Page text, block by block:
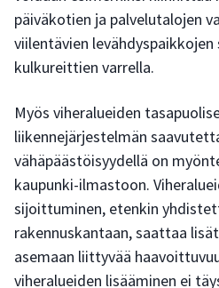
päiväkotien ja palvelutalojen
viilentävien
kulkureittien varrella.
Myös viheralueiden
liikennejärjestelmän
vähäpäästöisyydellä on
kaupunki-ilmastoon.
sijoittuminen, etenkin
rakennuskantaan, saattaa
asemaan liittyvää
viheralueiden lisääminen ei